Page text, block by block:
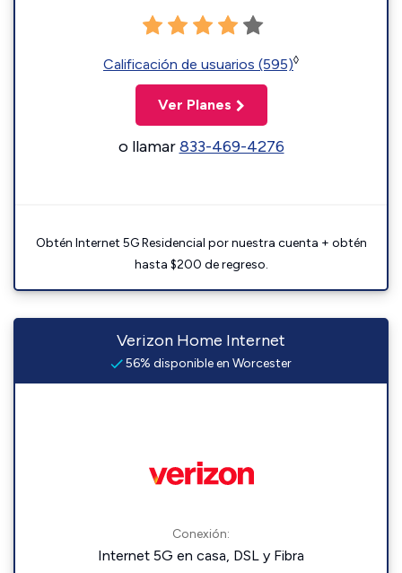
Calificación de usuarios (595)◊
Ver Planes
o llamar833-469-4276
Obtén Internet 5G Residencial por nuestra cuenta + obtén
hasta $200 de regreso.
Verizon Home Internet
56% disponible en Worcester
Conexión:
Internet 5G en casa, DSL y Fibra